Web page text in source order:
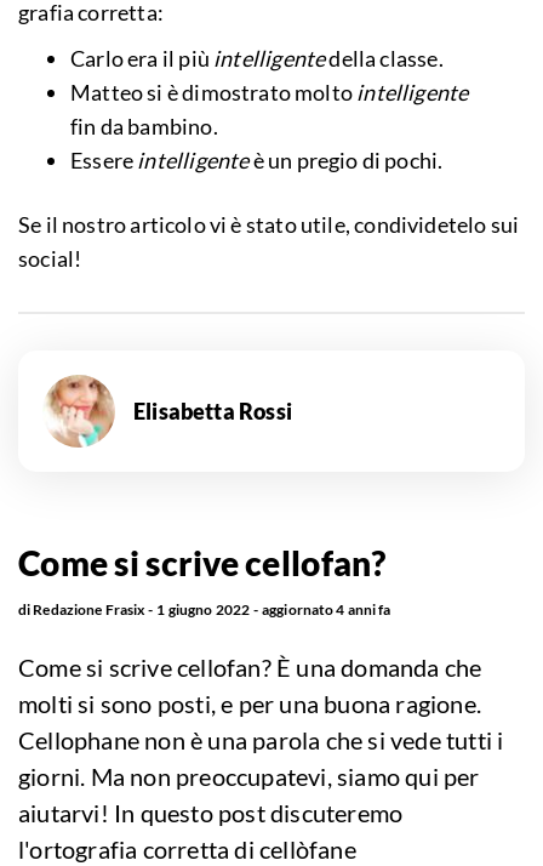
grafia corretta:
Carlo era il più intelligentedella classe.
Matteo si è dimostrato moltointelligente
fin da bambino.
Essereintelligenteè un pregio di pochi.
Se il nostro articolo vi è stato utile, condividetelo sui
social!
Elisabetta Rossi
Come si scrive cellofan?
di Redazione Frasix 1 giugno 2022 aggiornato4 anni fa
Come si scrive cellofan? È una domanda che
molti si sono posti, e per una buona ragione.
Cellophane non è una parola che si vede tutti i
giorni. Ma non preoccupatevi, siamo qui per
aiutarvi! In questo post discuteremo
l'ortografia corretta di cellòfane